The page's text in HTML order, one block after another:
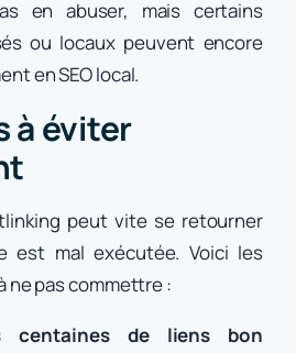
en abuser, mais certains
ou locaux peuvent encore
en SEO local.
à éviter
peut vite se retourner
est mal exécutée. Voici les
ne pas commettre :
centaines de liens bon